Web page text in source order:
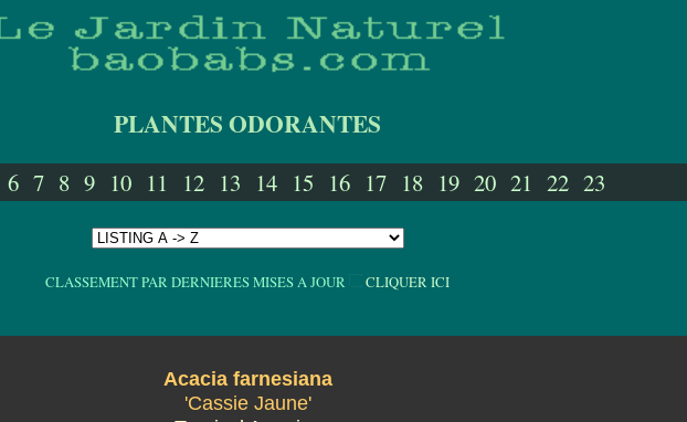
PLANTES ODORANTES
6 7 8 9 10 11 12 13 14 15 16 17 18 19 20 21 22 23
CLASSEMENT PAR DERNIERES MISES A JOUR CLIQUER ICI
Acacia farnesiana
'Cassie Jaune'